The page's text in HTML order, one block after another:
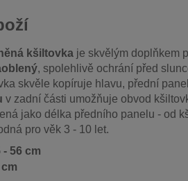
kšiltovka je skvělým doplňkem
, spolehlivě ochrání před
skvěle kopíruje hlavu, přední
v zadní části umožňuje obvod
jako délka předního panelu - od
pro věk 3 - 10 let.
- 56 cm
cm